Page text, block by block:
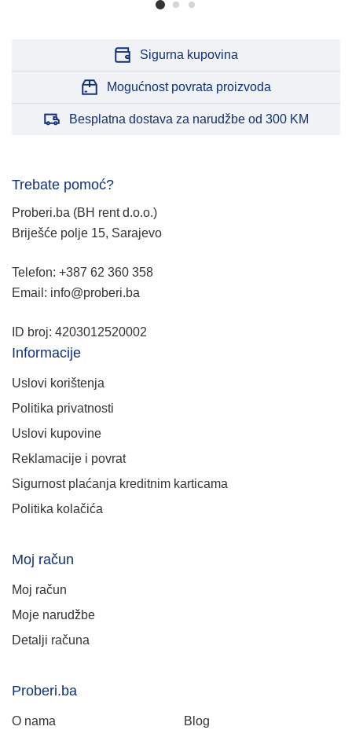
Sigurna kupovina
Mogućnost povrata proizvoda
Besplatna dostava za narudžbe od 300 KM
Trebate pomoć?
Proberi.ba (BH rent d.o.o.)
Briješće polje 15, Sarajevo
Telefon: +387 62 360 358
Email: info@proberi.ba
ID broj: 4203012520002
Informacije
Uslovi korištenja
Politika privatnosti
Uslovi kupovine
Reklamacije i povrat
Sigurnost plaćanja kreditnim karticama
Politika kolačića
Moj račun
Moj račun
Moje narudžbe
Detalji računa
Proberi.ba
O nama
Blog